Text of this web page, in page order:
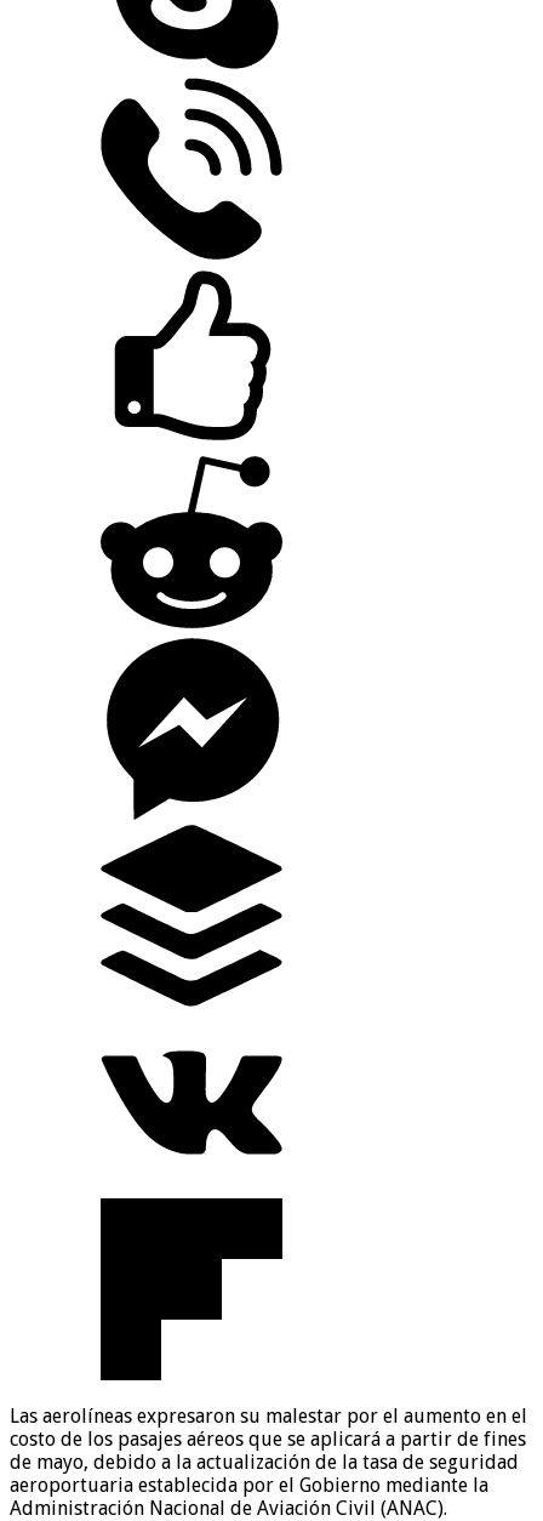
Las aerolíneas expresaron su malestar por el aumento en el
costo de los pasajes aéreos que se aplicará a partir de fines
de mayo, debido a la actualización de la tasa de seguridad
aeroportuaria establecida por el Gobierno mediante la
Administración Nacional de Aviación Civil (ANAC).